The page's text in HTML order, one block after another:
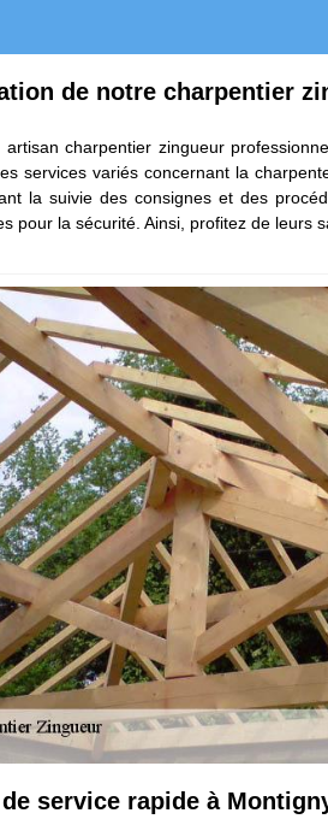
de notre charpentier
artisan charpentier zingueur
services variés concernant la
la suivie des consignes et des
pour la sécurité. Ainsi, profitez de leurs
service rapide à